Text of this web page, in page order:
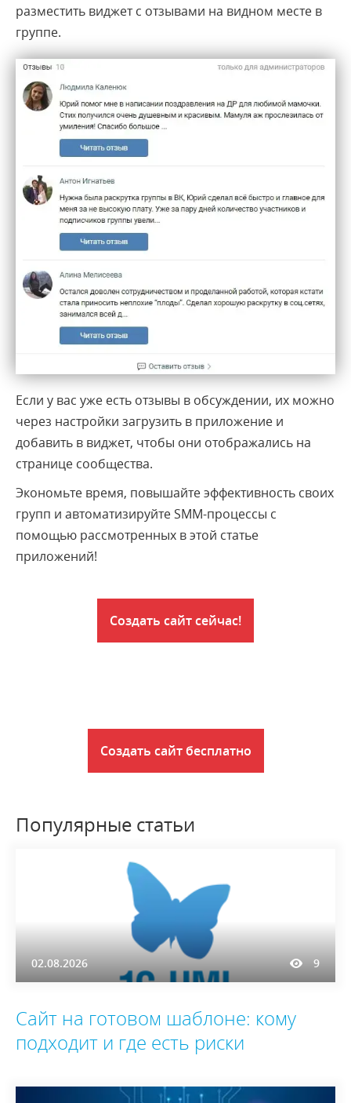
разместить виджет с отзывами на видном месте в
группе.
Если у вас уже есть отзывы в обсуждении, их можно
через настройки загрузить в приложение и
добавить в виджет, чтобы они отображались на
странице сообщества.
Экономьте время, повышайте эффективность своих
групп и автоматизируйте SMM-процессы с
помощью рассмотренных в этой статье
приложений!
Создать сайт сейчас!
Создать сайт бесплатно
Популярные статьи
02.08.2026 9
Сайт на готовом шаблоне: кому
подходит и где есть риски